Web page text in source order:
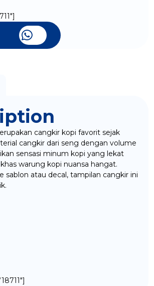
cangkir kopi favorit sejak
cangkir dari seng dengan volume
sensasi minum kopi yang lekat
warung kopi nuansa hangat.
sablon atau decal, tampilan cangkir ini